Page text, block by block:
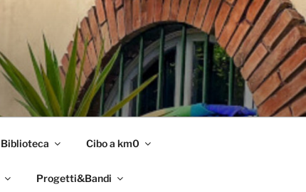
Biblioteca Cibo a km0
Progetti&Bandi